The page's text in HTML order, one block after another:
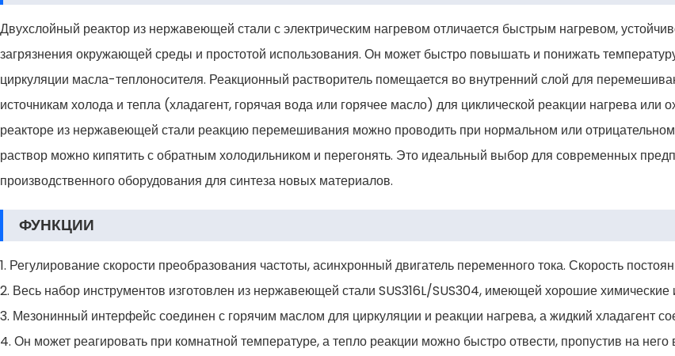
Двухслойный реактор из нержавеющей стали с электрическим нагревом отличается быстрым нагревом,
загрязнения окружающей среды и простотой использования. Он может быстро повышать и понижать
циркуляции масла-теплоносителя. Реакционный растворитель помещается во внутренний слой для
источникам холода и тепла (хладагент, горячая вода или горячее масло) для циклической реакции нагрева
реакторе из нержавеющей стали реакцию перемешивания можно проводить при нормальном или
раствор можно кипятить с обратным холодильником и перегонять. Это идеальный выбор для современных
производственного оборудования для синтеза новых материалов.
ФУНКЦИИ
1. Регулирование скорости преобразования частоты, асинхронный двигатель переменного тока. Скорость
2. Весь набор инструментов изготовлен из нержавеющей стали SUS316L/SUS304, имеющей хорошие химические
3. Мезонинный интерфейс соединен с горячим маслом для циркуляции и реакции нагрева, а жидкий хладагент
4. Он может реагировать при комнатной температуре, а тепло реакции можно быстро отвести, пропустив на